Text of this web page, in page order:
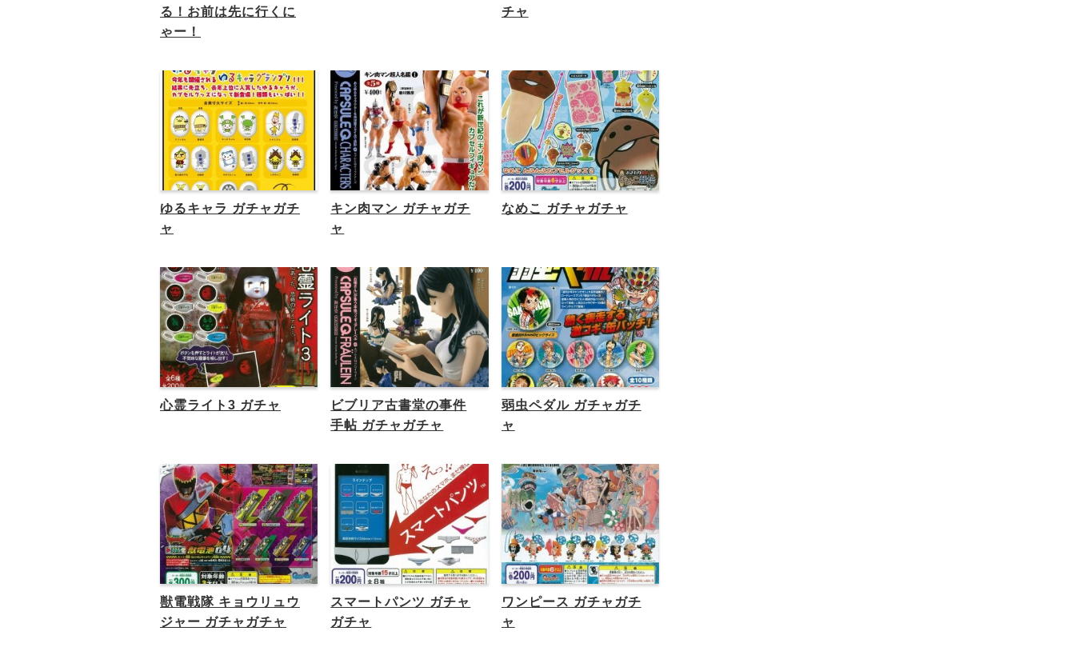
る！お前は先に行くに
ゃー！
チャ
ゆるキャラ ガチャガチ
ャ
キン肉マン ガチャガチ
ャ
なめこ ガチャガチャ
心霊ライト3 ガチャ
ビブリア古書堂の事件
手帖 ガチャガチャ
弱虫ペダル ガチャガチ
ャ
獣電戦隊 キョウリュウ
ジャー ガチャガチャ
スマートパンツ ガチャ
ガチャ
ワンピース ガチャガチ
ャ